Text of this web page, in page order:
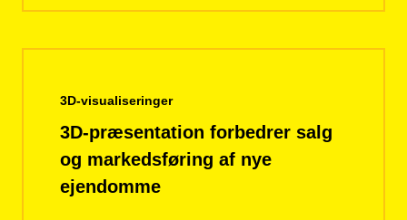
3D-visualiseringer
3D-præsentation forbedrer salg
og markedsføring af nye
ejendomme